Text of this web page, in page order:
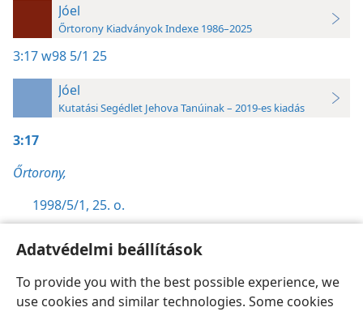
Adatvédelmi beállítások
To provide you with the best possible experience, we
use cookies and similar technologies. Some cookies
Jóel
Őrtorony Kiadványok Indexe 1986–2025
3:17w98 5/1 25
Jóel
Kutatási Segédlet Jehova Tanúinak – 2019-es kiadás
3:17
Őrtorony,
1998/5/1, 25. o.
Magyar Beállítások